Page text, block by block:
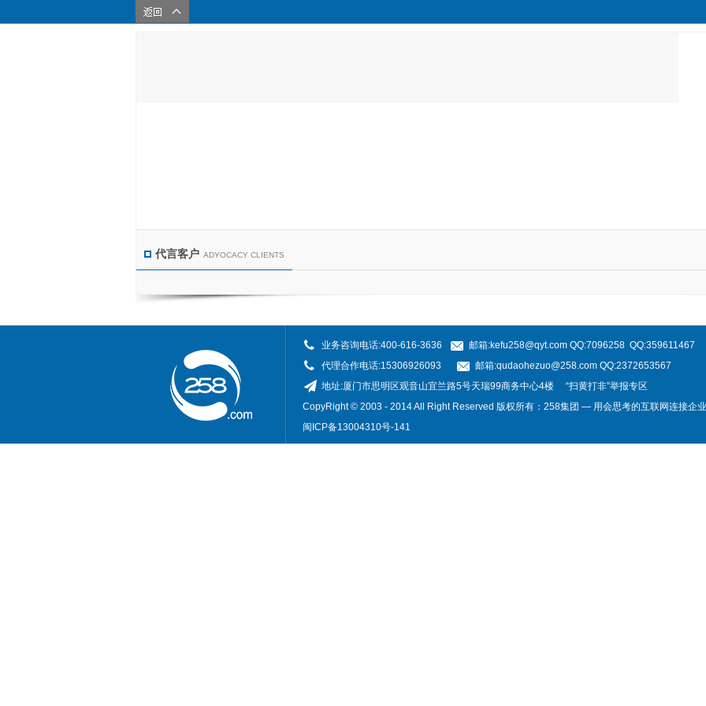
代言客户 ADYOCACY CLIENTS
业务咨询电话:400-616-3636
邮箱:kefu258@qyt.com QQ:7096258 QQ:359611467
代理合作电话:15306926093
邮箱:qudaohezuo@258.com QQ:2372653567
地址:厦门市思明区观音山宜兰路5号天瑞99商务中心4楼
“扫黄打非”举报专区
CopyRight © 2003 - 2014 All Right Reserved 版权所有：258集团 — 用会思考的互联网连接企
闽ICP备13004310号-141